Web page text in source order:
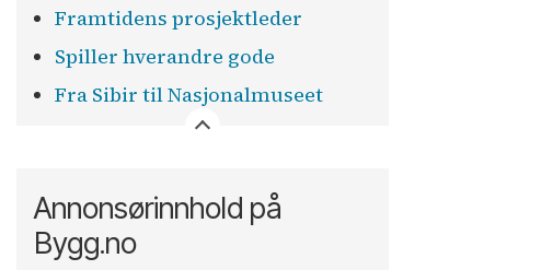
Framtidens prosjektleder
Spiller hverandre gode
Fra Sibir til Nasjonalmuseet
Annonsørinnhold på
Bygg.no